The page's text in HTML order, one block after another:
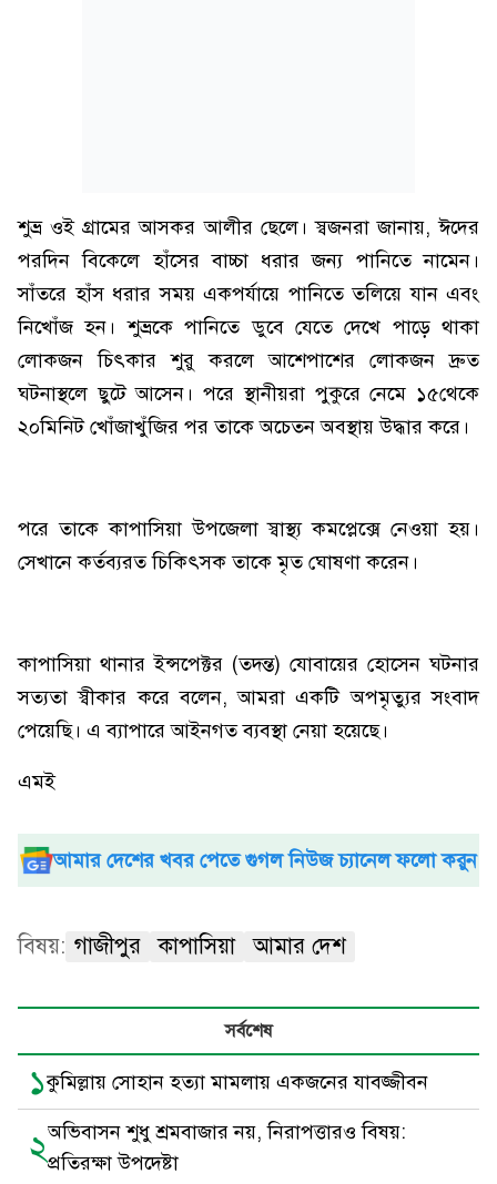
শুভ্র ওই গ্রামের আসকর আলীর ছেলে। স্বজনরা জানায়, ঈদের
পরদিন বিকেলে হাঁসের বাচ্চা ধরার জন্য পানিতে নামেন।
সাঁতরে হাঁস ধরার সময় একপর্যায়ে পানিতে তলিয়ে যান এবং
নিখোঁজ হন। শুভ্রকে পানিতে ডুবে যেতে দেখে পাড়ে থাকা
লোকজন চিৎকার শুরু করলে আশেপাশের লোকজন দ্রুত
ঘটনাস্থলে ছুটে আসেন। পরে স্থানীয়রা পুকুরে নেমে ১৫থেকে
২০মিনিট খোঁজাখুঁজির পর তাকে অচেতন অবস্থায় উদ্ধার করে।
পরে তাকে কাপাসিয়া উপজেলা স্বাস্থ্য কমপ্লেক্সে নেওয়া হয়।
সেখানে কর্তব্যরত চিকিৎসক তাকে মৃত ঘোষণা করেন।
‎কাপাসিয়া থানার ইন্সপেক্টর (তদন্ত) যোবায়ের হোসেন ঘটনার
সত্যতা স্বীকার করে বলেন, আমরা একটি অপমৃত্যুর সংবাদ
পেয়েছি। এ ব্যাপারে আইনগত ব্যবস্থা নেয়া হয়েছে।
এমই
আমার দেশের খবর পেতে গুগল নিউজ চ্যানেল ফলো করুন
বিষয়: গাজীপুর কাপাসিয়া আমার দেশ
সর্বশেষ
১কুমিল্লায় সোহান হত্যা মামলায় একজনের যাবজ্জীবন
২অভিবাসন শুধু শ্রমবাজার নয়, নিরাপত্তারও বিষয়:
প্রতিরক্ষা উপদেষ্টা